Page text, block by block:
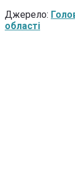
Джерело:
області